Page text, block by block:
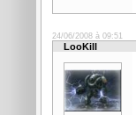
24/06/2008 à 09:51
LooKill